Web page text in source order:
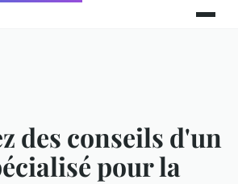
des conseils d'un
pour la